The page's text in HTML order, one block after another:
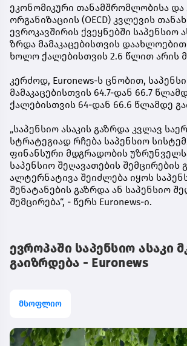
ეკონომიკური თანამშრომლობისა და
ორგანიზაციის (OECD) კვლევის
ევროკავშირის ქვეყნებში საპენსიო
ზრდა მამაკაცებისთვის
ხოლო ქალებისთვის 2.6 წლით არის
კერძოდ, Euronews-ს ცნობით,
მამაკაცებისთვის 64.7-დან 66.7
ქალებისთვის 64-დან 66.6 წლამდე
„საპენსიო ასაკის გაზრდა კვლავ
სტრატეგიად რჩება საპენსიო
ფინანსური მდგრადობის
საპენსიო შეღავათების შემცირების
ალტერნატივა შეიძლება იყოს
შენატანების გაზრდა ან საპენსიო
შემცირება“, - წერს Euronews-ი.
ევროპაში საპენსიო ასაკი
გაიზრდება - Euronews
მსოფლიო